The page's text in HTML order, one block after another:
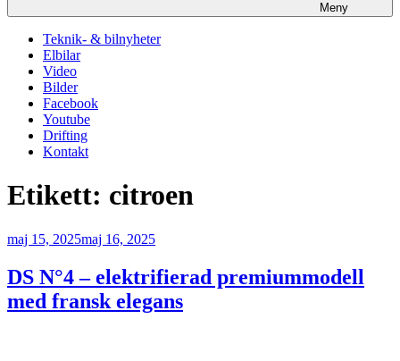
Meny
Teknik- & bilnyheter
Elbilar
Video
Bilder
Facebook
Youtube
Drifting
Kontakt
Etikett: citroen
Publicerat
maj 15, 2025maj 16, 2025
DS N°4 – elektrifierad premiummodell
med fransk elegans